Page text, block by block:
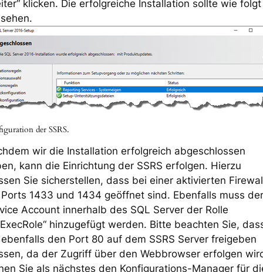
klicken. Die erfolgreiche Installation sollte wie folgt
der SSRS.
wir die Installation erfolgreich abgeschlossen
kann die Einrichtung der SSRS erfolgen. Hierzu
Sie sicherstellen, dass bei einer aktivierten
1433 und 1434 geöffnet sind. Ebenfalls muss der
Account innerhalb des SQL Server der Rolle
hinzugefügt werden. Bitte beachten Sie,
den Port 80 auf dem SSRS Server freigeben
da der Zugriff über den Webbrowser erfolgen
Sie als nächstes den Konfigurations-Manager für